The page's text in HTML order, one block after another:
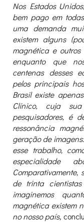
Nos Estados
bem pago em
uma demanda
existem alguns
magnética e
enquanto que
centenas desses
pelos principais
Brasil existe
Clínico, cuja
pesquisadores, é
ressonância
geração de
esse trabalho,
especialidade
de trinta
imaginemos
magnética existem
no nosso país,